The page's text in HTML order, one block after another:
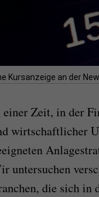
Kursanzeige an der
Zeit, in der
wirtschaftlicher
untersuchen
die sich in